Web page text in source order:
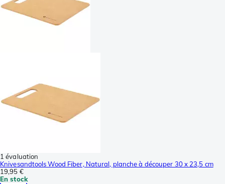
1 évaluation
Knivesandtools Wood Fiber, Natural, planche à découper 30 x 23,5 cm
19,95 €
En stock